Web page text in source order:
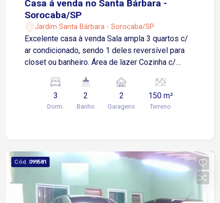
Casa á venda no Santa Bárbara -
Sorocaba/SP
Jardim Santa Bárbara - Sorocaba/SP
Excelente casa à venda Sala ampla 3 quartos c/
ar condicionado, sendo 1 deles reversível para
closet ou banheiro. Área de lazer Cozinha c/
c/ portão automatizado Quintal c/ lavanderia,
despensa e 1 banheiro.
3
Dorm.
2
Banho
2
Garagens
150 m²
Terreno
Cód. 099581